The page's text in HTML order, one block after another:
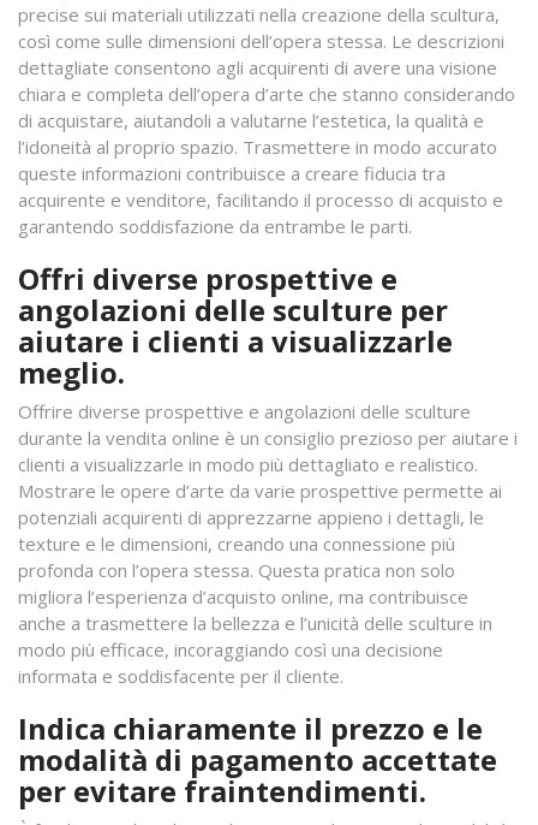
precise sui materiali utilizzati nella creazione della scultura,
così come sulle dimensioni dell’opera stessa. Le descrizioni
dettagliate consentono agli acquirenti di avere una visione
chiara e completa dell’opera d’arte che stanno considerando
di acquistare, aiutandoli a valutarne l’estetica, la qualità e
l’idoneità al proprio spazio. Trasmettere in modo accurato
queste informazioni contribuisce a creare fiducia tra
acquirente e venditore, facilitando il processo di acquisto e
garantendo soddisfazione da entrambe le parti.
Offri diverse prospettive e
angolazioni delle sculture per
aiutare i clienti a visualizzarle
meglio.
Offrire diverse prospettive e angolazioni delle sculture
durante la vendita online è un consiglio prezioso per aiutare i
clienti a visualizzarle in modo più dettagliato e realistico.
Mostrare le opere d’arte da varie prospettive permette ai
potenziali acquirenti di apprezzarne appieno i dettagli, le
texture e le dimensioni, creando una connessione più
profonda con l’opera stessa. Questa pratica non solo
migliora l’esperienza d’acquisto online, ma contribuisce
anche a trasmettere la bellezza e l’unicità delle sculture in
modo più efficace, incoraggiando così una decisione
informata e soddisfacente per il cliente.
Indica chiaramente il prezzo e le
modalità di pagamento accettate
per evitare fraintendimenti.